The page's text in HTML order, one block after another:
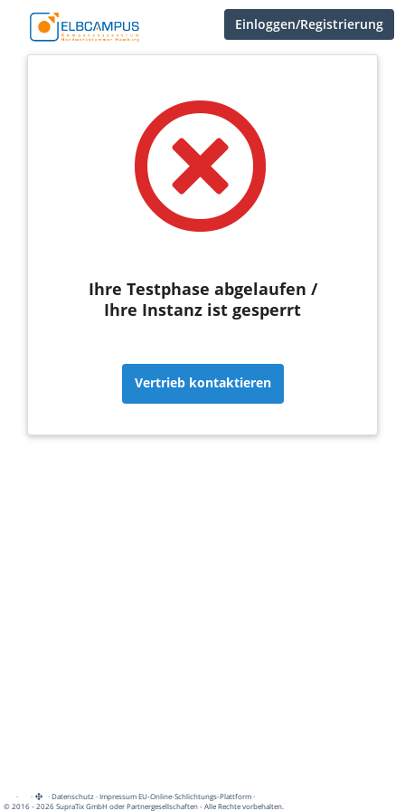
Einloggen/Registrierung
Ihre Testphase abgelaufen /
Ihre Instanz ist gesperrt
Vertrieb kontaktieren
· · ·Datenschutz·Impressum EU-Online-Schlichtungs-Plattform·
© 2016 - 2026 SupraTix GmbH oder Partnergesellschaften - Alle Rechte vorbehalten.